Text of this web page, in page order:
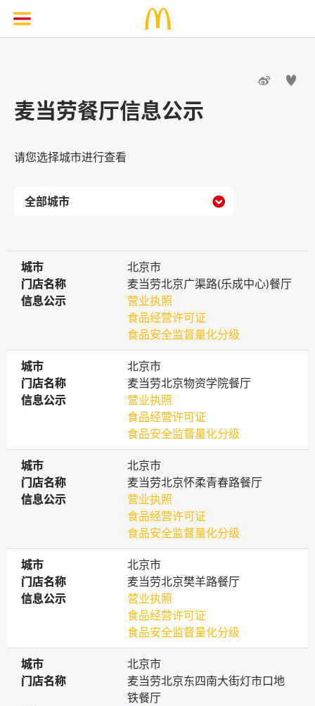
 
麦当劳餐厅信息公示
请您选择城市进行查看

城市
城市
北京市
门店名称
门店名称
麦当劳北京广渠路(乐成中心)餐厅
信息公示
信息公示
营业执照
食品经营许可证
食品安全监督量化分级
城市
城市
北京市
门店名称
门店名称
麦当劳北京物资学院餐厅
信息公示
信息公示
营业执照
食品经营许可证
食品安全监督量化分级
城市
城市
北京市
门店名称
门店名称
麦当劳北京怀柔青春路餐厅
信息公示
信息公示
营业执照
食品经营许可证
食品安全监督量化分级
城市
城市
北京市
门店名称
门店名称
麦当劳北京樊羊路餐厅
信息公示
信息公示
营业执照
食品经营许可证
食品安全监督量化分级
城市
城市
北京市
门店名称
门店名称
麦当劳北京东四南大街灯市口地
铁餐厅